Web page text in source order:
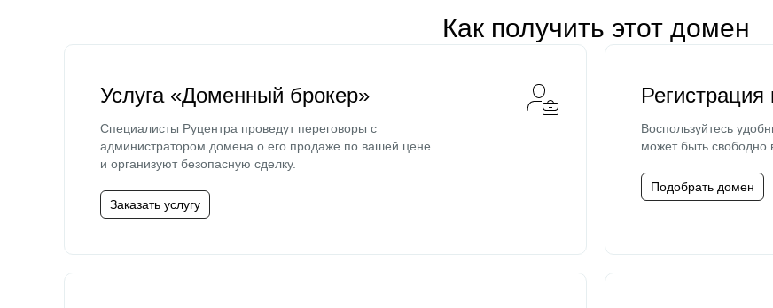
Как получить этот домен
Услуга «Доменный брокер»
Специалисты Руцентра проведут переговоры с
администратором домена о его продаже по вашей цене
и организуют безопасную сделку.
Заказать услугу
Воспользуйтесь
может быть свободно
Подобрать домен